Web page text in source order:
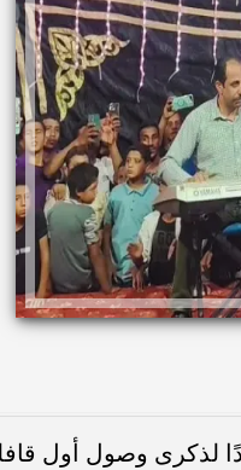
،وذلك تخليدًا لذكرى وصول أول